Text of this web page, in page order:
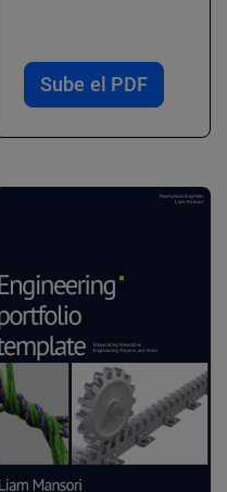
Sube el PDF